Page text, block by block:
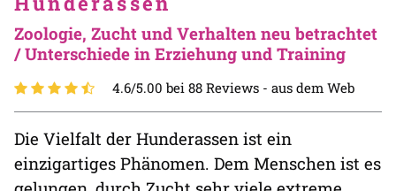
Zoologie, Zucht und Verhalten neu betrachtet
/ Unterschiede in Erziehung und Training
4.6/5.00 bei 88 Reviews - aus dem Web
Die Vielfalt der Hunderassen ist ein
einzigartiges Phänomen. Dem Menschen ist es